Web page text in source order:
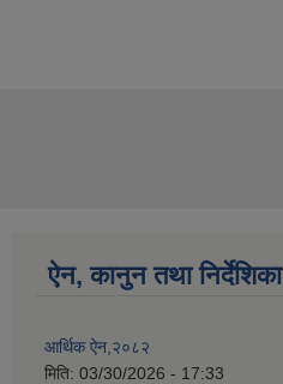
ऐन, कानुन तथा निर्देशिका
आर्थिक ऐन,२०८२
मिति: 03/30/2026 - 17:33